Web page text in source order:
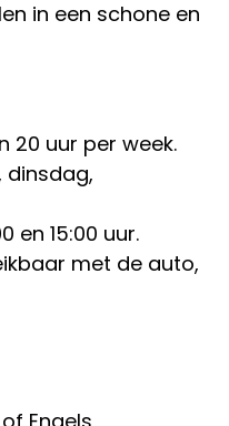
in een schone en
20 uur per week.
dinsdag,
en 15:00 uur.
met de auto,